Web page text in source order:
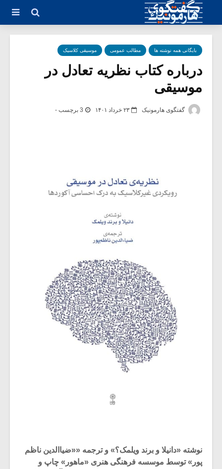
بایگانی همه نوشته ها مطالب عمومی موسیقی کلاسیک
درباره کتاب نظریه تعادل در
موسیقی
گفتگوی هارمونیک ۲۳ خرداد ۱۴۰۱ 3 برچسب -
نوشته «دانیلا و برند ویلمک؟» و ترجمه ««ضیاالدین ناظم
پور» توسط موسسه فرهنگی هنری «ماهور» چاپ و